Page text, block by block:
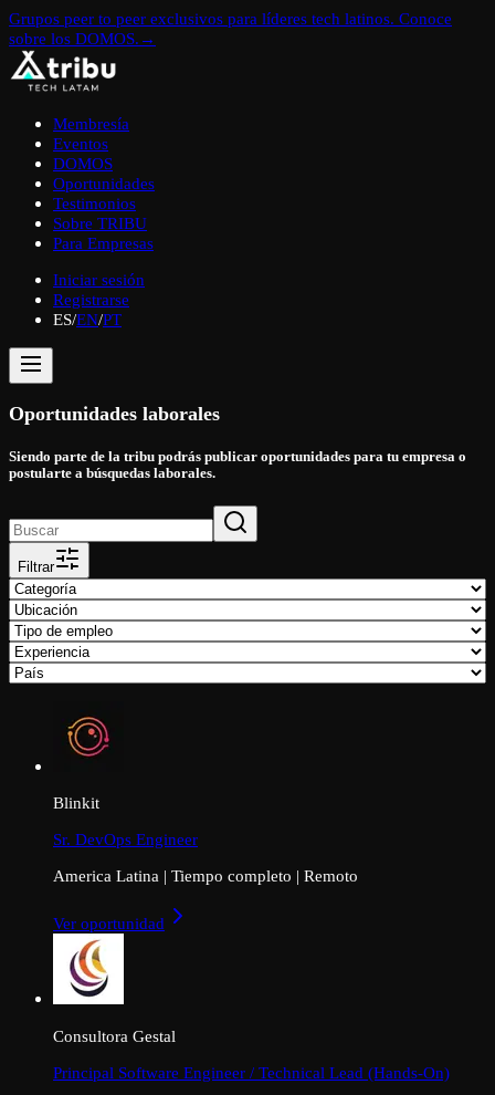
Grupos peer to peer exclusivos para líderes tech latinos. Conoce
sobre los DOMOS. →
Membresía
Eventos
DOMOS
Oportunidades
Testimonios
Sobre TRIBU
Para Empresas
Iniciar sesión
Registrarse
ES/EN/PT
Oportunidades laborales
Siendo parte de la tribu podrás publicar oportunidades para tu empresa o
postularte a búsquedas laborales.
Filtrar
Blinkit
Sr. DevOps Engineer
America Latina | Tiempo completo | Remoto
Ver oportunidad
Consultora Gestal
Principal Software Engineer / Technical Lead (Hands-On)